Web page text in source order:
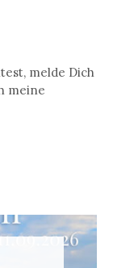
melde Dich
meine